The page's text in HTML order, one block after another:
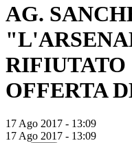
AG.
RIFIUTATO
OFFERTA
17 Ago 2017 - 13:09
17 Ago 2017 - 13:09